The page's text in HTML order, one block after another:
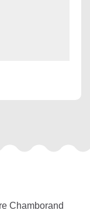
Chamborand